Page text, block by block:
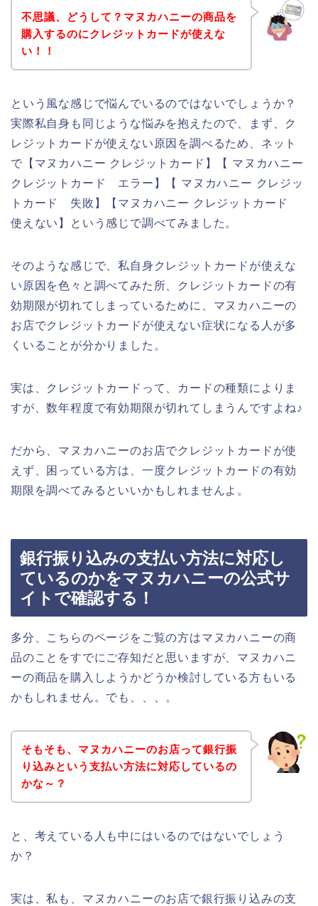
不思議、どうして？マヌカハニーの商品を
購入するのにクレジットカードが使えな
い！！
という風な感じで悩んでいるのではないでしょうか？
実際私自身も同じような悩みを抱えたので、まず、ク
レジットカードが使えない原因を調べるため、ネット
で【マヌカハニー クレジットカード】【 マヌカハニー
クレジットカード エラー】【 マヌカハニー クレジッ
トカード 失敗】【マヌカハニー クレジットカード
使えない】という感じで調べてみました。
そのような感じで、私自身クレジットカードが使えな
い原因を色々と調べてみた所、クレジットカードの有
効期限が切れてしまっているために、マヌカハニーの
お店でクレジットカードが使えない症状になる人が多
くいることが分かりました。
実は、クレジットカードって、カードの種類によりま
すが、数年程度で有効期限が切れてしまうんですよね♪
だから、マヌカハニーのお店でクレジットカードが使
えず、困っている方は、一度クレジットカードの有効
期限を調べてみるといいかもしれませんよ。
銀行振り込みの支払い方法に対応し
ているのかをマヌカハニーの公式サ
イトで確認する！
多分、こちらのページをご覧の方はマヌカハニーの商
品のことをすでにご存知だと思いますが、マヌカハニ
ーの商品を購入しようかどうか検討している方もいる
かもしれません。でも、、、。
そもそも、マヌカハニーのお店って銀行振
り込みという支払い方法に対応しているの
かな～？
と、考えている人も中にはいるのではないでしょう
か？
実は、私も、マヌカハニーのお店で銀行振り込みの支